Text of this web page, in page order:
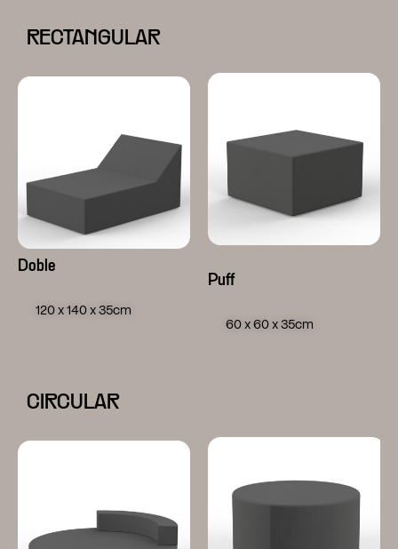
RECTANGULAR
Doble
120 x 140 x 35cm
Puff
60 x 60 x 35cm
CIRCULAR